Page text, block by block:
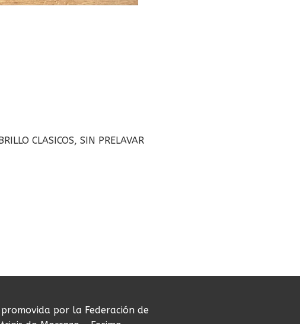
CLASICOS, SIN PRELAVAR
por la Federación de